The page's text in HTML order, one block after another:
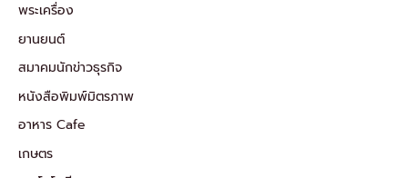
พระเครื่อง
ยานยนต์
สมาคมนักข่าวธุรกิจ
หนังสือพิมพ์มิตรภาพ
อาหาร Cafe
เกษตร